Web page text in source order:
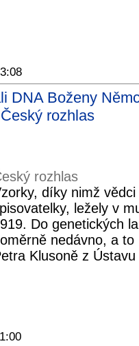
DNA Boženy
rozhlas
rozhlas
díky nimž
ležely v
Do genetických
nedávno, a
Klusoně z